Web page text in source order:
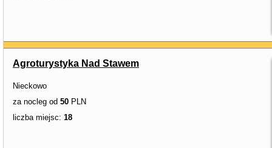
Agroturystyka Nad Stawem
Nieckowo
za nocleg od 50 PLN
liczba miejsc: 18